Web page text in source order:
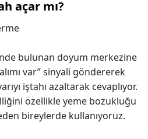
açar mı?
bulunan doyum merkezine
var” sinyali göndererek
iştahı azaltarak cevaplıyor.
özellikle yeme bozukluğu
bireylerde kullanıyoruz.